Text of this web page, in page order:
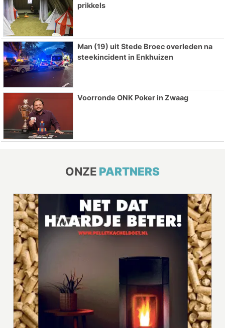
prikkels
Man (19) uit Stede Broec overleden na
steekincident in Enkhuizen
Voorronde ONK Poker in Zwaag
ONZE PARTNERS